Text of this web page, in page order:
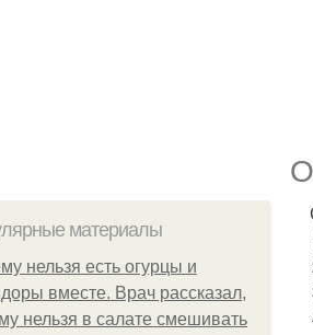
материалы
нельзя есть огурцы и
вместе. Врач рассказал,
нельзя в салате смешивать